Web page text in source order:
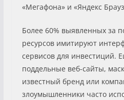
«Мегафона» и «Яндекс
Более 60% выявленных за
ресурсов имитируют
сервисов для инвестиций.
поддельные веб-сайты,
известный бренд или
злоумышленники часто